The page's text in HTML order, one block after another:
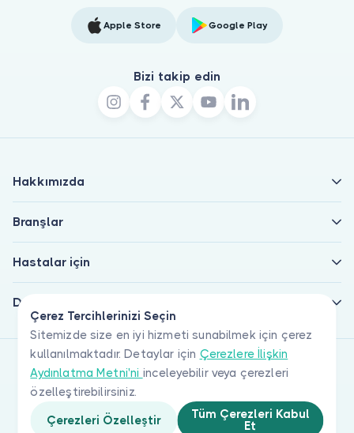
Çerez Tercihlerinizi Seçin
Sitemizde size en iyi hizmeti sunabilmek için çerez
kullanılmaktadır. Detaylar için Çerezlere İlişkin
Aydınlatma Metni'ni inceleyebilir veya çerezleri
özelleştirebilirsiniz.
Çerezleri Özelleştir
Tüm Çerezleri Kabul
Et
Apple Store Google Play
Bizi takip edin
Hakkımızda
Branşlar
Hastalar için
Doktorlar için